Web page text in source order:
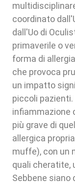
coordinato
dall'Uo di
primaverile o
forma di
che provoca
un impatto
piccoli
infiammazione
più grave di
allergica
muffe), con un
quali cheratite,
Sebbene siano